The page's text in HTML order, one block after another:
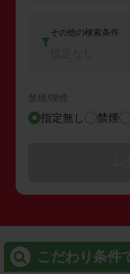
その他の検索条件
禁煙/喫煙
指定無し 禁煙
こだわり条件